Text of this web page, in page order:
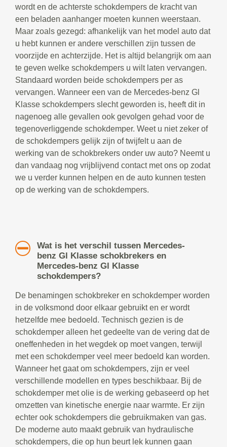
wordt en de achterste schokdempers de kracht van
een beladen aanhanger moeten kunnen weerstaan.
Maar zoals gezegd: afhankelijk van het model auto dat
u hebt kunnen er andere verschillen zijn tussen de
voorzijde en achterzijde. Het is altijd belangrijk om aan
te geven welke schokdempers u wilt laten vervangen.
Standaard worden beide schokdempers per as
vervangen. Wanneer een van de Mercedes-benz Gl
Klasse schokdempers slecht geworden is, heeft dit in
nagenoeg alle gevallen ook gevolgen gehad voor de
tegenoverliggende schokdemper. Weet u niet zeker of
de schokdempers gelijk zijn of twijfelt u aan de
werking van de schokbrekers onder uw auto? Neemt u
dan vandaag nog vrijblijvend contact met ons op zodat
we u verder kunnen helpen en de auto kunnen testen
op de werking van de schokdempers.
Wat is het verschil tussen Mercedes-
benz Gl Klasse schokbrekers en
Mercedes-benz Gl Klasse
schokdempers?
De benamingen schokbreker en schokdemper worden
in de volksmond door elkaar gebruikt en er wordt
hetzelfde mee bedoeld. Technisch gezien is de
schokdemper alleen het gedeelte van de vering dat de
oneffenheden in het wegdek op moet vangen, terwijl
met een schokdemper veel meer bedoeld kan worden.
Wanneer het gaat om schokdempers, zijn er veel
verschillende modellen en types beschikbaar. Bij de
schokdemper met olie is de werking gebaseerd op het
omzetten van kinetische energie naar warmte. Er zijn
echter ook schokdempers die gebruikmaken van gas.
De moderne auto maakt gebruik van hydraulische
schokdempers, die op hun beurt lek kunnen gaan